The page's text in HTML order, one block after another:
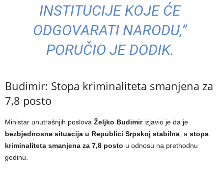
INSTITUCIJE KOJE ĆE
ODGOVARATI NARODU,”
PORUČIO JE DODIK.
Budimir: Stopa kriminaliteta smanjena za
7,8 posto
Ministar unutrašnjih poslova Željko Budimirizjavio je da je
bezbjednosna situacija u Republici Srpskoj stabilna, a stopa
kriminaliteta smanjena za 7,8 posto u odnosu na prethodnu
godinu.